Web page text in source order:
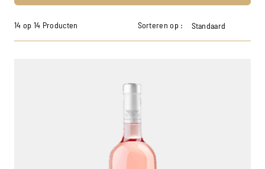
14 op 14 Producten Sorteren op : Standaard